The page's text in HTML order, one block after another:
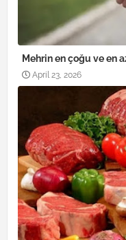
Mehrin en çoğu ve en
April 23, 2026